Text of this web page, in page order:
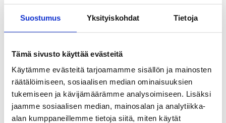
Suostumus Yksityiskohdat Tietoja
Tämä sivusto käyttää evästeitä
Käytämme evästeitä tarjoamamme sisällön ja mainosten
räätälöimiseen, sosiaalisen median ominaisuuksien
tukemiseen ja kävijämäärämme analysoimiseen. Lisäksi
jaamme sosiaalisen median, mainosalan ja analytiikka-
alan kumppaneillemme tietoja siitä, miten käytät
Uutiset
Rahapelihaittojen pelätään
kasvavan järjestelmämuutoksen
myötä